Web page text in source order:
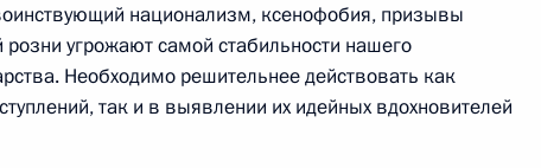
Кремль
вручения государственных
национализм, ксенофобия, призывы
угрожают самой стабильности нашего
Необходимо решительнее действовать как
так и в выявлении их идейных вдохновителей